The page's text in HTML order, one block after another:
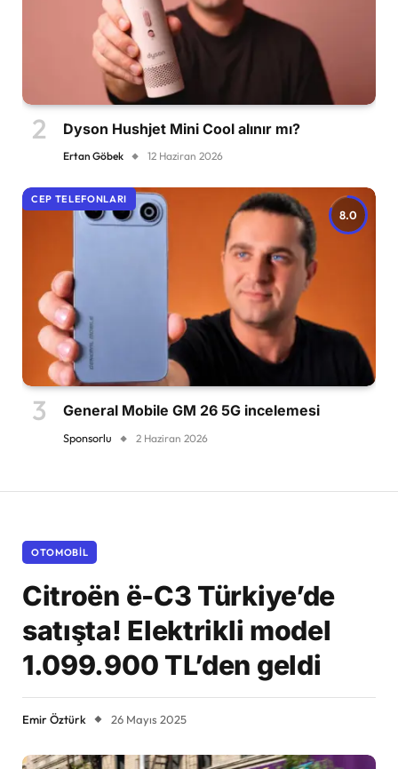
Dyson Hushjet Mini Cool alınır mı?
Ertan Göbek 12 Haziran 2026
8.0
CEP TELEFONLARI
General Mobile GM 26 5G incelemesi
Sponsorlu 2 Haziran 2026
OTOMOBIL
Citroën ë-C3 Türkiye’de
satışta! Elektrikli model
1.099.900 TL’den geldi
Emir Öztürk 26 Mayıs 2025